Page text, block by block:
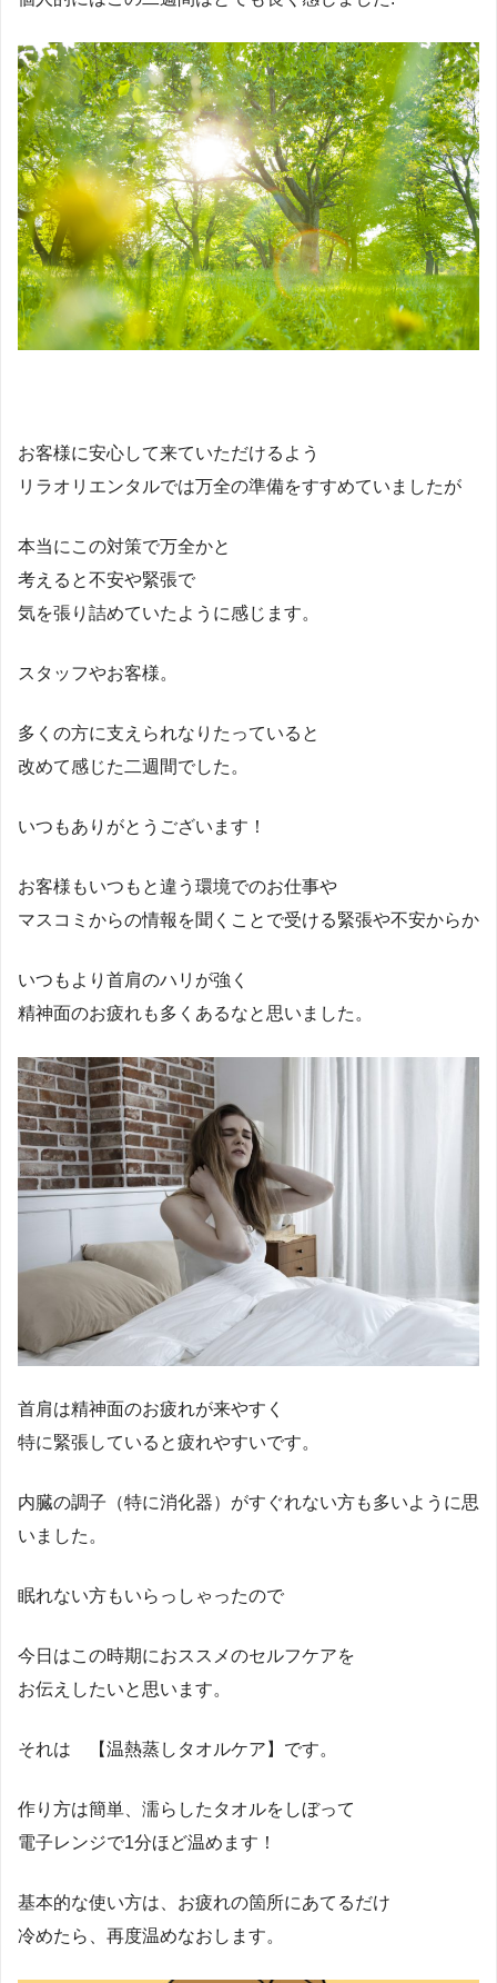
お客様に安心して来ていただけるよう
リラオリエンタルでは万全の準備をすすめていましたが
本当にこの対策で万全かと
考えると不安や緊張で
気を張り詰めていたように感じます。
スタッフやお客様。
多くの方に支えられなりたっていると
改めて感じた二週間でした。
いつもありがとうございます！
お客様もいつもと違う環境でのお仕事や
マスコミからの情報を聞くことで受ける緊張や不安からか
いつもより首肩のハリが強く
精神面のお疲れも多くあるなと思いました。
首肩は精神面のお疲れが来やすく
特に緊張していると疲れやすいです。
内臓の調子（特に消化器）がすぐれない方も多いように思
いました。
眠れない方もいらっしゃったので
今日はこの時期におススメのセルフケアを
お伝えしたいと思います。
それは 【温熱蒸しタオルケア】です。
作り方は簡単、濡らしたタオルをしぼって
電子レンジで1分ほど温めます！
基本的な使い方は、お疲れの箇所にあてるだけ
冷めたら、再度温めなおします。